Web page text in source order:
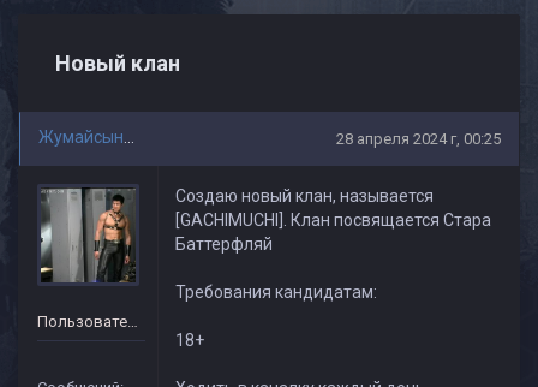
Новый клан
28 апреля 2024 г, 00:25
Пользователь
Создаю новый клан, называется
[GACHIMUCHI]. Клан посвящается Стара
Баттерфляй
Требования кандидатам:
18+